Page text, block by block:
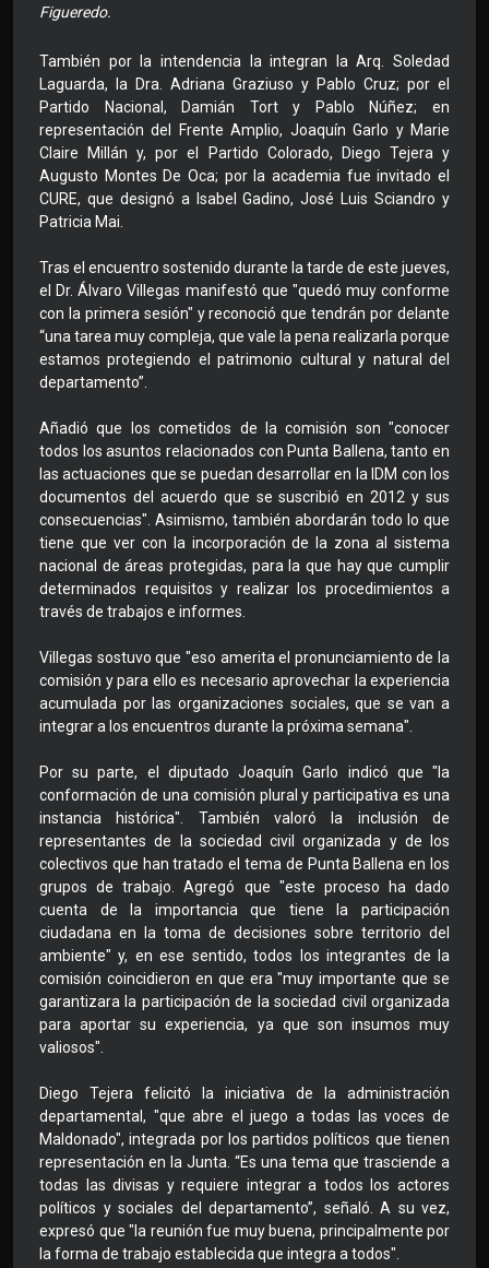
Figueredo.
También por la intendencia la integran la Arq. Soledad
Laguarda, la Dra. Adriana Graziuso y Pablo Cruz; por el
Partido Nacional, Damián Tort y Pablo Núñez; en
representación del Frente Amplio, Joaquín Garlo y Marie
Claire Millán y, por el Partido Colorado, Diego Tejera y
Augusto Montes De Oca; por la academia fue invitado el
CURE, que designó a Isabel Gadino, José Luis Sciandro y
Patricia Mai.
Tras el encuentro sostenido durante la tarde de este jueves,
el Dr. Álvaro Villegas manifestó que "quedó muy conforme
con la primera sesión" y reconoció que tendrán por delante
“una tarea muy compleja, que vale la pena realizarla porque
estamos protegiendo el patrimonio cultural y natural del
departamento”.
Añadió que los cometidos de la comisión son "conocer
todos los asuntos relacionados con Punta Ballena, tanto en
las actuaciones que se puedan desarrollar en la IDM con los
documentos del acuerdo que se suscribió en 2012 y sus
consecuencias". Asimismo, también abordarán todo lo que
tiene que ver con la incorporación de la zona al sistema
nacional de áreas protegidas, para la que hay que cumplir
determinados requisitos y realizar los procedimientos a
través de trabajos e informes.
Villegas sostuvo que "eso amerita el pronunciamiento de la
comisión y para ello es necesario aprovechar la experiencia
acumulada por las organizaciones sociales, que se van a
integrar a los encuentros durante la próxima semana".
Por su parte, el diputado Joaquín Garlo indicó que "la
conformación de una comisión plural y participativa es una
instancia histórica". También valoró la inclusión de
representantes de la sociedad civil organizada y de los
colectivos que han tratado el tema de Punta Ballena en los
grupos de trabajo. Agregó que "este proceso ha dado
cuenta de la importancia que tiene la participación
ciudadana en la toma de decisiones sobre territorio del
ambiente" y, en ese sentido, todos los integrantes de la
comisión coincidieron en que era "muy importante que se
garantizara la participación de la sociedad civil organizada
para aportar su experiencia, ya que son insumos muy
valiosos".
Diego Tejera felicitó la iniciativa de la administración
departamental, "que abre el juego a todas las voces de
Maldonado", integrada por los partidos políticos que tienen
representación en la Junta. “Es una tema que trasciende a
todas las divisas y requiere integrar a todos los actores
políticos y sociales del departamento”, señaló. A su vez,
expresó que "la reunión fue muy buena, principalmente por
la forma de trabajo establecida que integra a todos".